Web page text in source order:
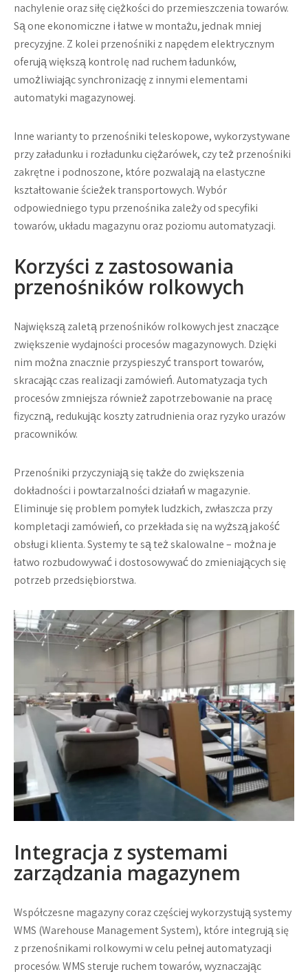
nachylenie oraz siłę ciężkości do przemieszczenia towarów.
Są one ekonomiczne i łatwe w montażu, jednak mniej
precyzyjne. Z kolei przenośniki z napędem elektrycznym
oferują większą kontrolę nad ruchem ładunków,
umożliwiając synchronizację z innymi elementami
automatyki magazynowej.
Inne warianty to przenośniki teleskopowe, wykorzystywane
przy załadunku i rozładunku ciężarówek, czy też przenośniki
zakrętne i podnoszone, które pozwalają na elastyczne
kształtowanie ścieżek transportowych. Wybór
odpowiedniego typu przenośnika zależy od specyfiki
towarów, układu magazynu oraz poziomu automatyzacji.
Korzyści z zastosowania
przenośników rolkowych
Największą zaletą przenośników rolkowych jest znaczące
zwiększenie wydajności procesów magazynowych. Dzięki
nim można znacznie przyspieszyć transport towarów,
skracając czas realizacji zamówień. Automatyzacja tych
procesów zmniejsza również zapotrzebowanie na pracę
fizyczną, redukując koszty zatrudnienia oraz ryzyko urazów
pracowników.
Przenośniki przyczyniają się także do zwiększenia
dokładności i powtarzalności działań w magazynie.
Eliminuje się problem pomyłek ludzkich, zwłaszcza przy
kompletacji zamówień, co przekłada się na wyższą jakość
obsługi klienta. Systemy te są też skalowalne – można je
łatwo rozbudowywać i dostosowywać do zmieniających się
potrzeb przedsiębiorstwa.
Integracja z systemami
zarządzania magazynem
Współczesne magazyny coraz częściej wykorzystują systemy
WMS (Warehouse Management System), które integrują się
z przenośnikami rolkowymi w celu pełnej automatyzacji
procesów. WMS steruje ruchem towarów, wyznaczając